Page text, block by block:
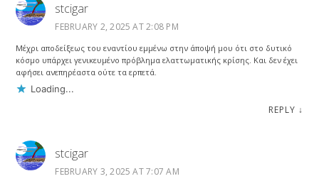
stcigar
FEBRUARY 2, 2025 AT 2:08 PM
Μέχρι αποδείξεως του εναντίου εμμένω στην άποψή μου ότι στο δυτικό
κόσμο υπάρχει γενικευμένο πρόβλημα ελαττωματικής κρίσης. Και δεν έχει
αφήσει ανεπηρέαστα ούτε τα ερπετά.
Loading...
REPLY ↓
stcigar
FEBRUARY 3, 2025 AT 7:07 AM